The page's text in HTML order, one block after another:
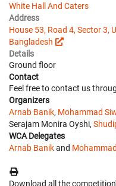
White Hall And Caters
Address
House 53, Road 4, Sector 3,
Bangladesh
Details
Ground floor
Contact
Feel free to contact us
Organizers
Arnab Banik, Mohammad
Serajam Monira Oyshi,
WCA Delegates
Arnab Banikand
Download all the